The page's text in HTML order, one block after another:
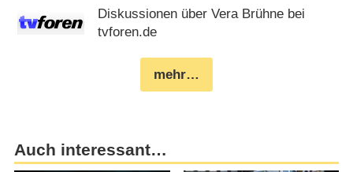
Diskussionen über Vera Brühne bei
tvforen.de
mehr…
Auch interessant…